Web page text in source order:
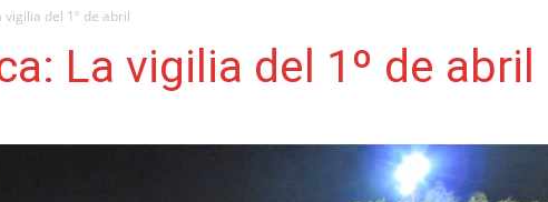
vigilia del 1º de abril
La vigilia del 1º de abril